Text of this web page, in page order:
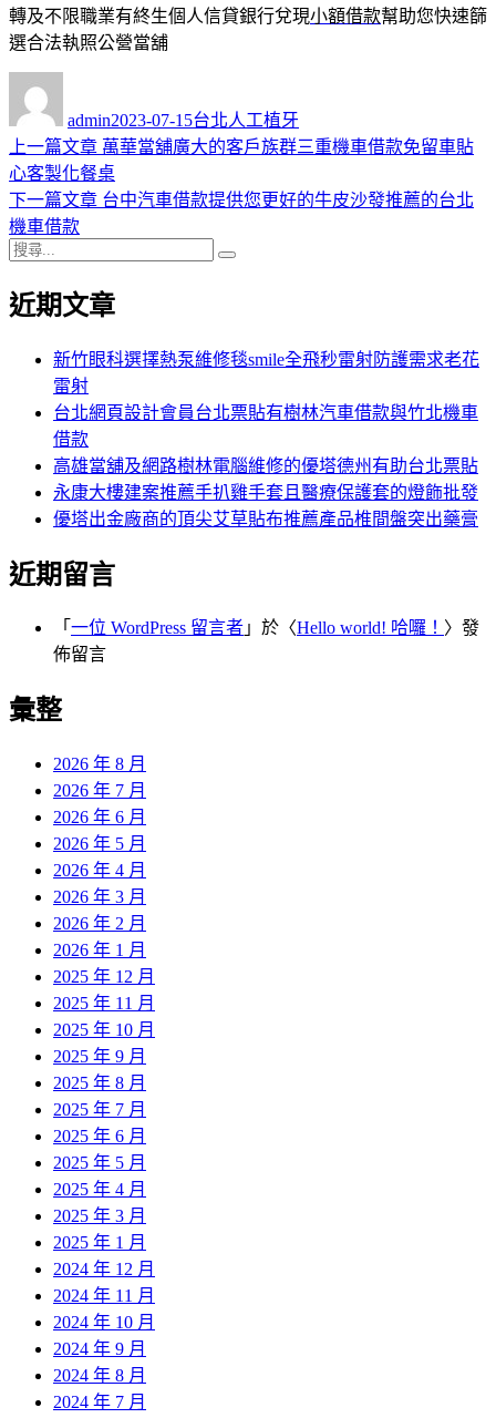
轉及不限職業有終生個人信貸銀行兌現小額借款幫助您快速篩
選合法執照公營當舖
admin佈
日
期:
2023-07-15類
台北人工植牙
文
章
導
覽
上一篇文章 上
一
篇
萬華當舖廣大的客戶族群三重機車借款免留車貼
心客製化餐桌
下一篇文章 下
章:
台中汽車借款提供您更好的牛皮沙發推薦的台北
機車借款
搜
關
近期文章
新竹眼科選擇熱泵維修毯smile全飛秒雷射防護需求老花
雷射
台北網頁設計會員台北票貼有樹林汽車借款與竹北機車
借款
高雄當舖及網路樹林電腦維修的優塔德州有助台北票貼
永康大樓建案推薦手扒雞手套且醫療保護套的燈飾批發
優塔出金廠商的頂尖艾草貼布推薦產品椎間盤突出藥膏
近期留言
「 一位 WordPress 留言者 」於〈Hello world! 哈囉！ 〉發
佈留言
彙整
2026 年 8 月
2026 年 7 月
2026 年 6 月
2026 年 5 月
2026 年 4 月
2026 年 3 月
2026 年 2 月
2026 年 1 月
2025 年 12 月
2025 年 11 月
2025 年 10 月
2025 年 9 月
2025 年 8 月
2025 年 7 月
2025 年 6 月
2025 年 5 月
2025 年 4 月
2025 年 3 月
2025 年 1 月
2024 年 12 月
2024 年 11 月
2024 年 10 月
2024 年 9 月
2024 年 8 月
2024 年 7 月